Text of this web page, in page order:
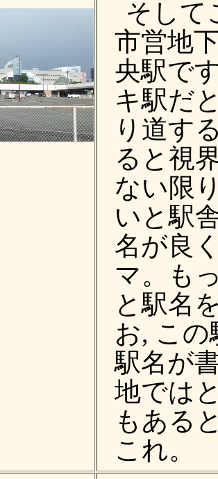
そして
市営地
央駅で
キ駅だ
り道す
ると視
ない限
いと駅
名が良
マ。も
と駅名
お, こ
駅名が
地では
もある
これ。